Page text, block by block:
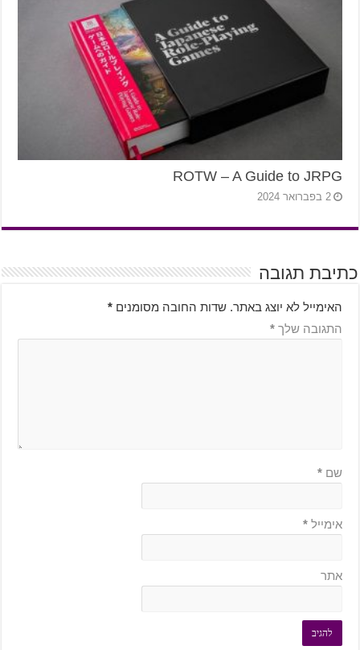
ROTW – A Guide to JRPG
2 בפברואר 2024
כתיבת תגובה
האימייל לא יוצג באתר. שדות החובה מסומנים *
התגובה שלך *
שם *
אימייל *
אתר